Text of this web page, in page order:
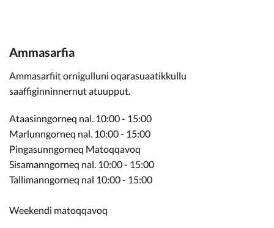
Ammasarfia
Ammasarfiit ornigulluni oqarasuaatikkullu
saaffiginninnernut atuupput.
Ataasinngorneq nal. 10:00 - 15:00
Marlunngorneq nal. 10:00 - 15:00
Pingasunngorneq Matoqqavoq
Sisamanngorneq nal. 10:00 - 15:00
Tallimanngorneq nal 10:00 - 15:00
Weekendi matoqqavoq